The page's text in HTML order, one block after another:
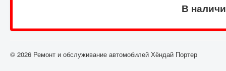
В
© 2026 Ремонт и обслуживание автомобилей Хёндай Портер